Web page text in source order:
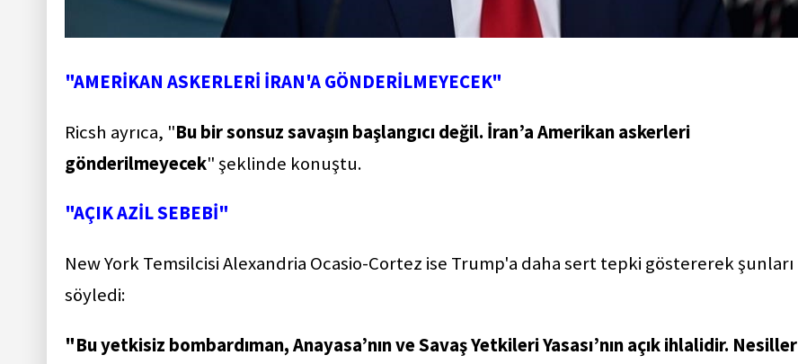
"AMERİKAN ASKERLERİ İRAN'A GÖNDERİLMEYECEK"
Ricsh ayrıca, "Bu bir sonsuz savaşın başlangıcı değil. İran’a Amerikan askerleri
gönderilmeyecek" şeklinde konuştu.
"AÇIK AZİL SEBEBİ"
New York Temsilcisi Alexandria Ocasio-Cortez ise Trump'a daha sert tepki göstererek şunları
söyledi:
"Bu yetkisiz bombardıman, Anayasa’nın ve Savaş Yetkileri Yasası’nın açık ihlalidir. Nesiller